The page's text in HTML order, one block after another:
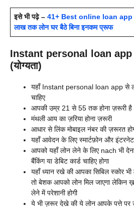
इसे भी पढ़े – 41+ Best online loan
लाख तक लोन घर बैठे बिना इनकम प्रूफ
Instant personal loan
(योग्यता)
यहाँ Instant personal loan app से
चाहिए
आपकी उम्र 21 से 55 तक होना ज़रूरी है
मंथली आय का ज़रिया होना ज़रूरी
आधार से लिंक मोबाइल नंबर की ज़रूरत
यहाँ आवेदन के लिए स्मार्टफ़ोन और इंटरनेट
आपको यहाँ लोन लेने के लिए nach भी
बैंकिंग या डेबिट कार्ड चाहिए होगा
यहाँ ध्यान रखे की आपका सिबिल स्कोर
तो बेशक आपको लोन मिल जाएगा लेकिन
लेने में परेशानी होगी
ये भी ज़रूर देखे की ये लोन आपके पत्ते पर